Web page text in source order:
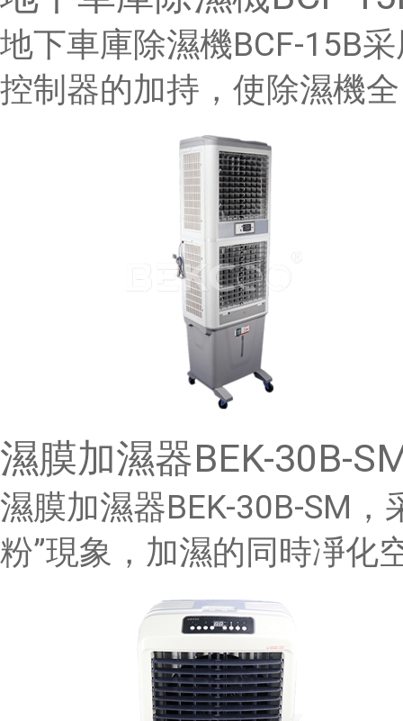
地下車庫除濕機BCF-15B
控制器的加持，使除濕機
濕膜加濕器BEK-30B-
濕膜加濕器BEK-30B-SM
粉”現象，加濕的同時凈化